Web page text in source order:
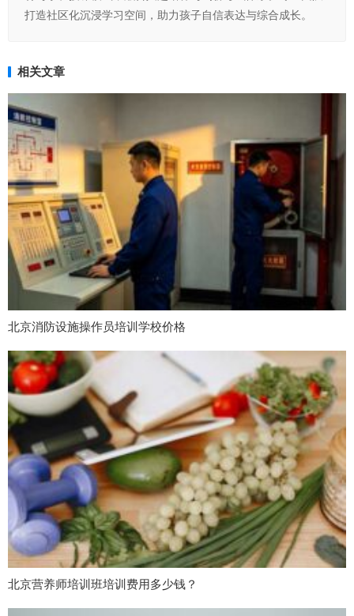
打造社区化沉浸学习空间，助力孩子自信表达与综合成长。
相关文章
北京消防设施操作员培训学校价格
北京营养师培训班培训费用多少钱？